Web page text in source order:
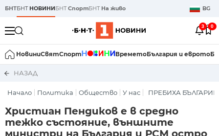
БНТБНТ НОВИНИБНТСпортБНТ На живо BG
3 0
НовиниСвятСпорт ВреметоБългария и еврото
НАЗАД
Начало Политика Общество У нас ПРЕБИХА
Христиан Пендиков е в средно
тежко състояние, външните